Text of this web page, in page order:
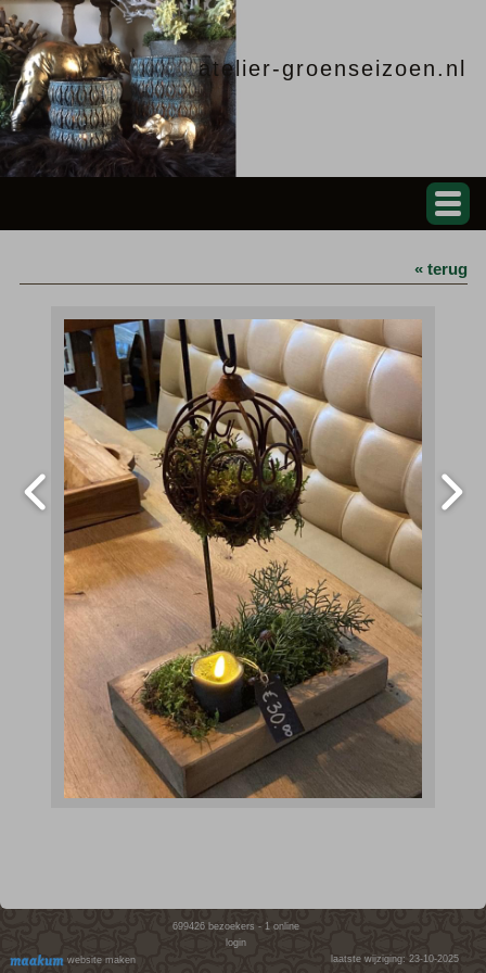
atelier-groenseizoen.nl
« terug
website maken
699426 bezoekers - 1 online
login
laatste wijziging: 23-10-2025